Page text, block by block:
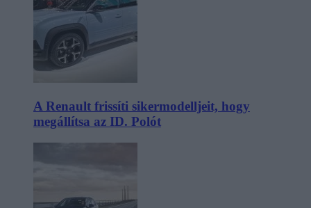
A Renault frissíti sikermodelljeit, hogy
megállítsa az ID. Polót